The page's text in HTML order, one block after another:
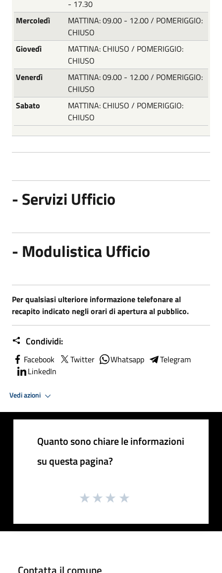
- 17.30
Mercoledì
MATTINA: 09.00 - 12.00 / POMERIGGIO:
CHIUSO
Giovedì
MATTINA: CHIUSO / POMERIGGIO:
CHIUSO
Venerdì
MATTINA: 09.00 - 12.00 / POMERIGGIO:
CHIUSO
Sabato
MATTINA: CHIUSO / POMERIGGIO:
CHIUSO
- Servizi Ufficio
- Modulistica Ufficio
Per qualsiasi ulteriore informazione telefonare al
recapito indicato negli orari di apertura al pubblico.
Condividi:
Facebook Twitter Whatsapp
Telegram
LinkedIn
Vedi azioni
Quanto sono chiare le informazioni
su questa pagina?